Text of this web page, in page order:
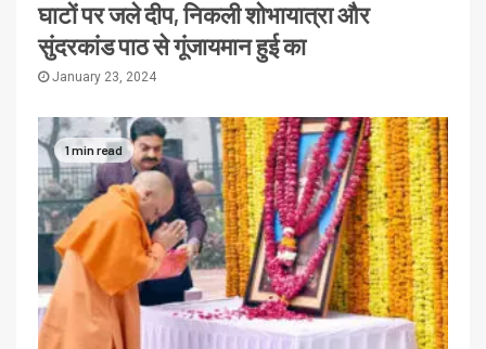
घाटों पर जले दीप, निकली शोभायात्रा और
सुंदरकांड पाठ से गूंजायमान हुई का
January 23, 2024
1 min read